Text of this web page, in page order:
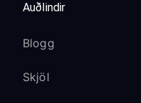
Auðlindir
Blogg
Skjöl